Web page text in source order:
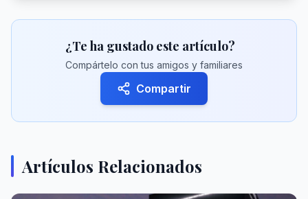
¿Te ha gustado este artículo?
Compártelo con tus amigos y familiares
Compartir
Artículos Relacionados